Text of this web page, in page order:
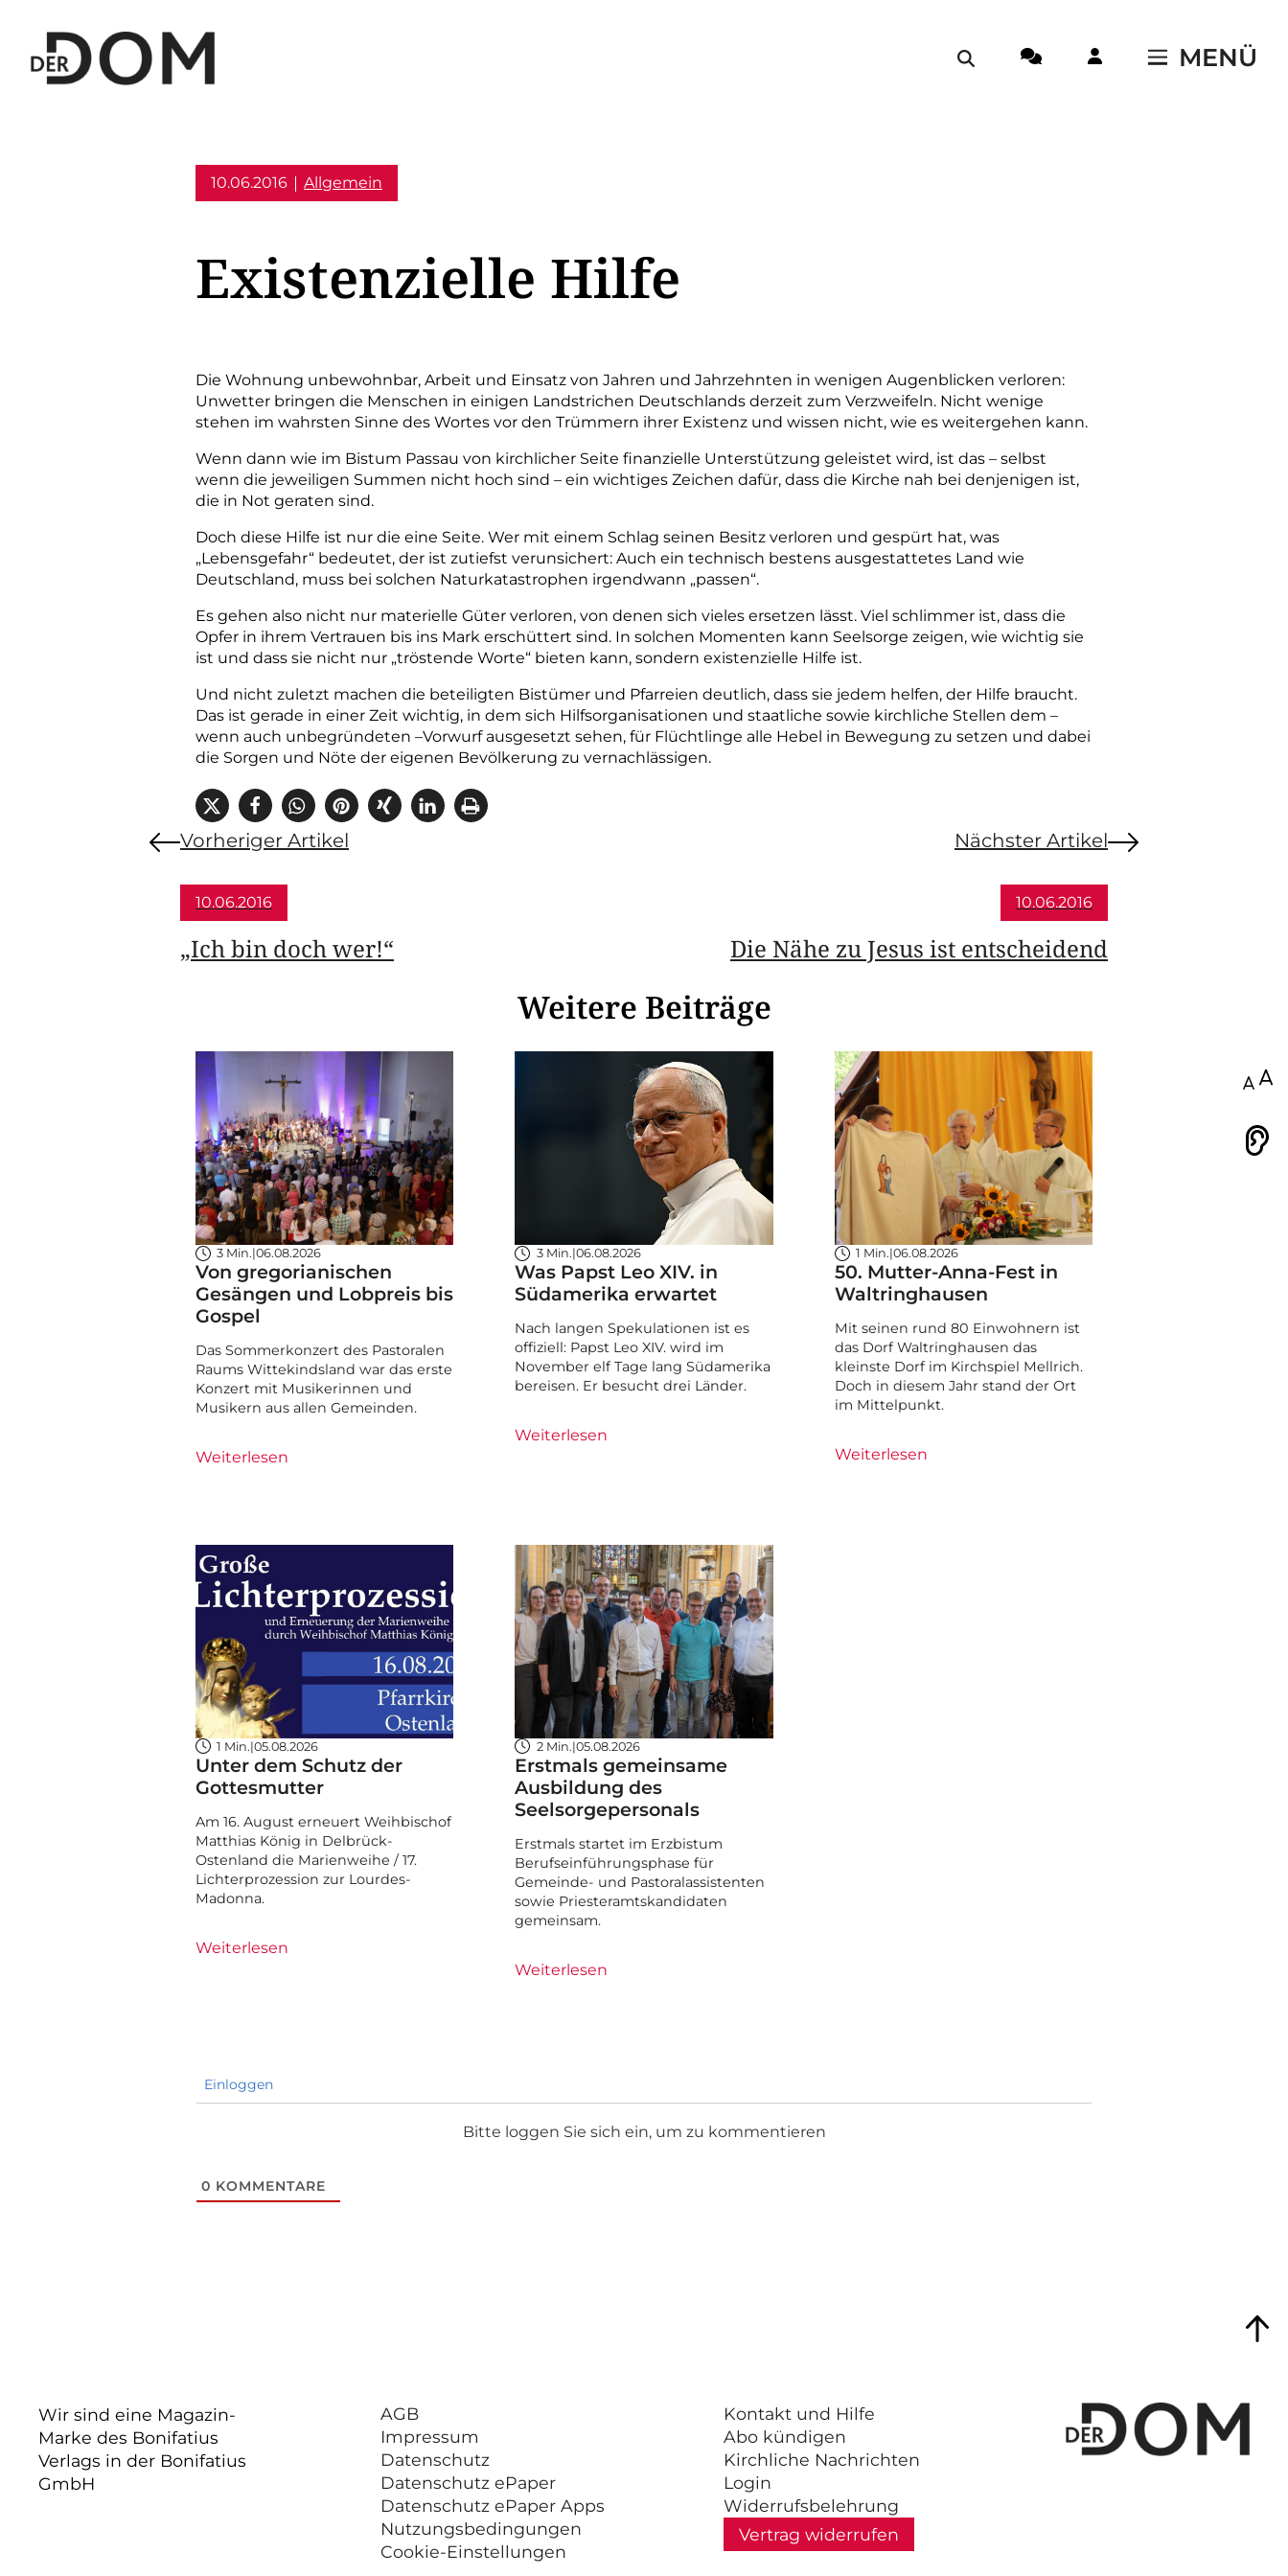
MENÜ
10.06.2016 Allgemein
Existenzielle Hilfe
Die Wohnung unbewohnbar, Arbeit und Einsatz von Jahren und Jahrzehnten in wenigen Augenblicken verloren:
Unwetter bringen die Menschen in einigen Landstrichen Deutschlands derzeit zum Verzweifeln. Nicht wenige
stehen im wahrsten Sinne des Wortes vor den Trümmern ihrer Existenz und wissen nicht, wie es weitergehen kann.
Wenn dann wie im Bistum Passau von kirchlicher Seite finanzielle Unterstützung geleistet wird, ist das – selbst
wenn die jeweiligen Summen nicht hoch sind – ein wichtiges Zeichen dafür, dass die Kirche nah bei denjenigen ist,
die in Not geraten sind.
Doch diese Hilfe ist nur die eine Seite. Wer mit einem Schlag seinen Besitz verloren und gespürt hat, was
„Lebensgefahr“ bedeutet, der ist zutiefst verunsichert: Auch ein technisch bestens ausgestattetes Land wie
Deutschland, muss bei solchen Naturkatastrophen irgendwann „passen“.
Es gehen also nicht nur materielle Güter verloren, von denen sich vieles ersetzen lässt. Viel schlimmer ist, dass die
Opfer in ihrem Vertrauen bis ins Mark erschüttert sind. In solchen Momenten kann Seelsorge zeigen, wie wichtig sie
ist und dass sie nicht nur „tröstende Worte“ bieten kann, sondern existenzielle Hilfe ist.
Und nicht zuletzt machen die beteiligten Bistümer und Pfarreien deutlich, dass sie jedem helfen, der Hilfe braucht.
Das ist gerade in einer Zeit wichtig, in dem sich Hilfsorganisationen und staatliche sowie kirchliche Stellen dem –
wenn auch unbegründeten –Vorwurf ausgesetzt sehen, für Flüchtlinge alle Hebel in Bewegung zu setzen und dabei
die Sorgen und Nöte der eigenen Bevölkerung zu vernachlässigen.
Vorheriger Artikel
10.06.2016
„Ich bin doch wer!“
Nächster Artikel
10.06.2016
Die Nähe zu Jesus ist entscheidend
Weitere Beiträge
3 Min.|06.08.2026
Von gregorianischen
Gesängen und Lobpreis bis
Gospel
Das Sommerkonzert des Pastoralen
Raums Wittekindsland war das erste
Konzert mit Musikerinnen und
Musikern aus allen Gemeinden.
Weiterlesen
3 Min.|06.08.2026
Was Papst Leo XIV. in
Südamerika erwartet
Nach langen Spekulationen ist es
offiziell: Papst Leo XIV. wird im
November elf Tage lang Südamerika
bereisen. Er besucht drei Länder.
Weiterlesen
1 Min.|06.08.2026
50. Mutter-Anna-Fest in
Waltringhausen
Mit seinen rund 80 Einwohnern ist
das Dorf Waltringhausen das
kleinste Dorf im Kirchspiel Mellrich.
Doch in diesem Jahr stand der Ort
im Mittelpunkt.
Weiterlesen
1 Min.|05.08.2026
Unter dem Schutz der
Gottesmutter
Am 16. August erneuert Weihbischof
Matthias König in Delbrück-
Ostenland die Marienweihe / 17.
Lichterprozession zur Lourdes-
Madonna.
Weiterlesen
2 Min.|05.08.2026
Erstmals gemeinsame
Ausbildung des
Seelsorgepersonals
Erstmals startet im Erzbistum
Berufseinführungsphase für
Gemeinde- und Pastoralassistenten
sowie Priesteramtskandidaten
gemeinsam.
Weiterlesen
Einloggen
Bitte loggen Sie sich ein, um zu kommentieren
0 KOMMENTARE
Wir sind eine Magazin-
Marke des Bonifatius
Verlags in der Bonifatius
GmbH
AGB
Impressum
Datenschutz
Datenschutz ePaper
Datenschutz ePaper Apps
Nutzungsbedingungen
Cookie-Einstellungen
Kontakt und Hilfe
Abo kündigen
Kirchliche Nachrichten
Login
Widerrufsbelehrung
Vertrag widerrufen